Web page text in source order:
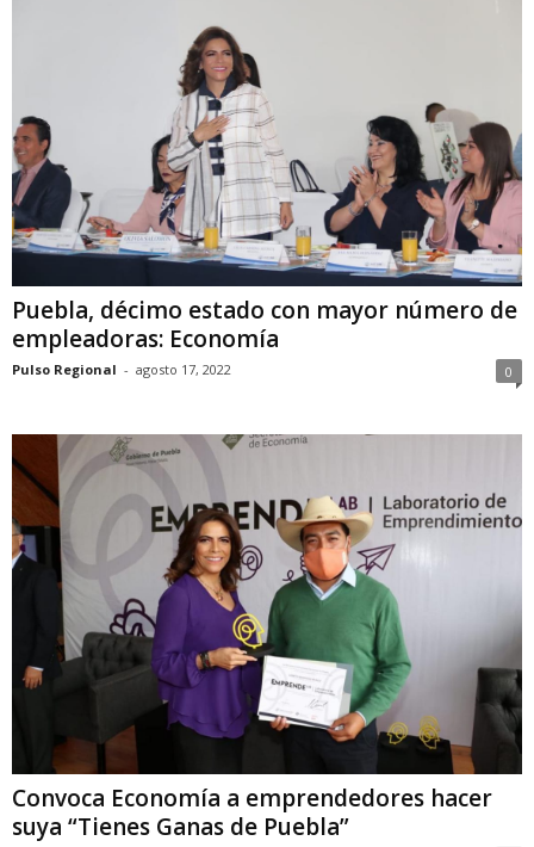
Puebla, décimo estado con mayor número de
empleadoras: Economía
Pulso Regional - agosto 17, 2022 0
Convoca Economía a emprendedores hacer
suya “Tienes Ganas de Puebla”